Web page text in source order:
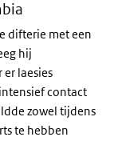
difterie met een
hij
laesies
contact
zowel tijdens
te hebben